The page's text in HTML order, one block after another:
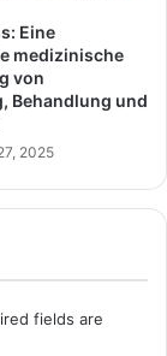
Eine
medizinische
von
Behandlung und
2025
fields are